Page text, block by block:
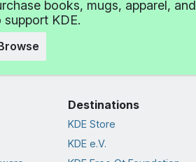
books, mugs, apparel, and
support KDE.
Destinations
KDE Store
KDE e.V.